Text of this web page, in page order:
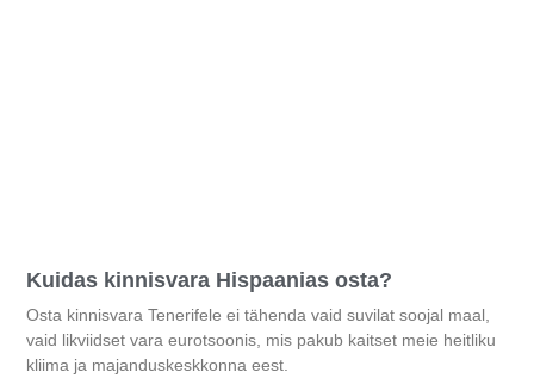
Kuidas kinnisvara Hispaanias osta?
Osta kinnisvara Tenerifele ei tähenda vaid suvilat soojal maal,
vaid likviidset vara eurotsoonis, mis pakub kaitset meie heitliku
kliima ja majanduskeskkonna eest.